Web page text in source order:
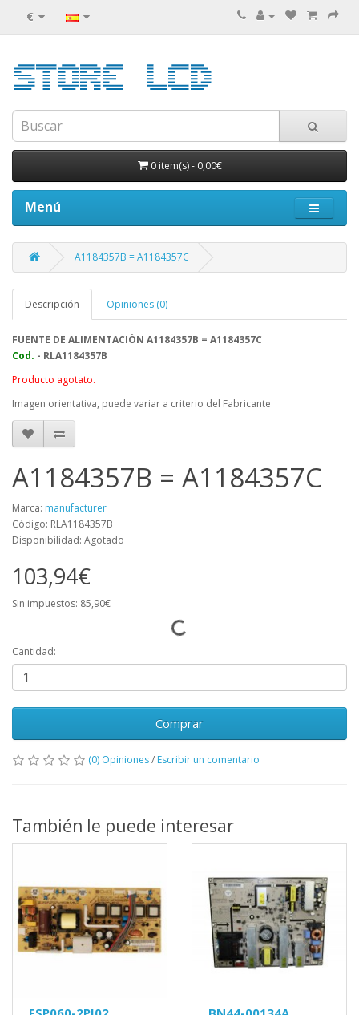
€
0 item(s)- 0,00€
Menú
A1184357B = A1184357C
Descripción Opiniones (0)
FUENTE DE ALIMENTACIÓN A1184357B = A1184357C
Cod. - RLA1184357B
Producto agotato.
Imagen orientativa, puede variar a criterio del Fabricante
A1184357B = A1184357C
Marca: manufacturer
Código: RLA1184357B
Disponibilidad: Agotado
103,94€
Sin impuestos: 85,90€
Cantidad:
Comprar
(0) Opiniones/ Escribir un comentario
También le puede interesar